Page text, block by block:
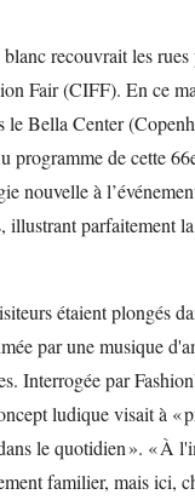
recouvrait les
Fair (CIFF). En ce
le Bella Center
programme de cette
nouvelle à
illustrant parfaitement
étaient plongés
par une musique
Interrogée par
ludique visait à «
le quotidien ». « À
familier, mais ici,